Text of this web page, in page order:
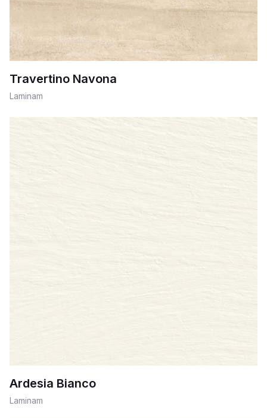
Travertino Navona
Laminam
Ardesia Bianco
Laminam